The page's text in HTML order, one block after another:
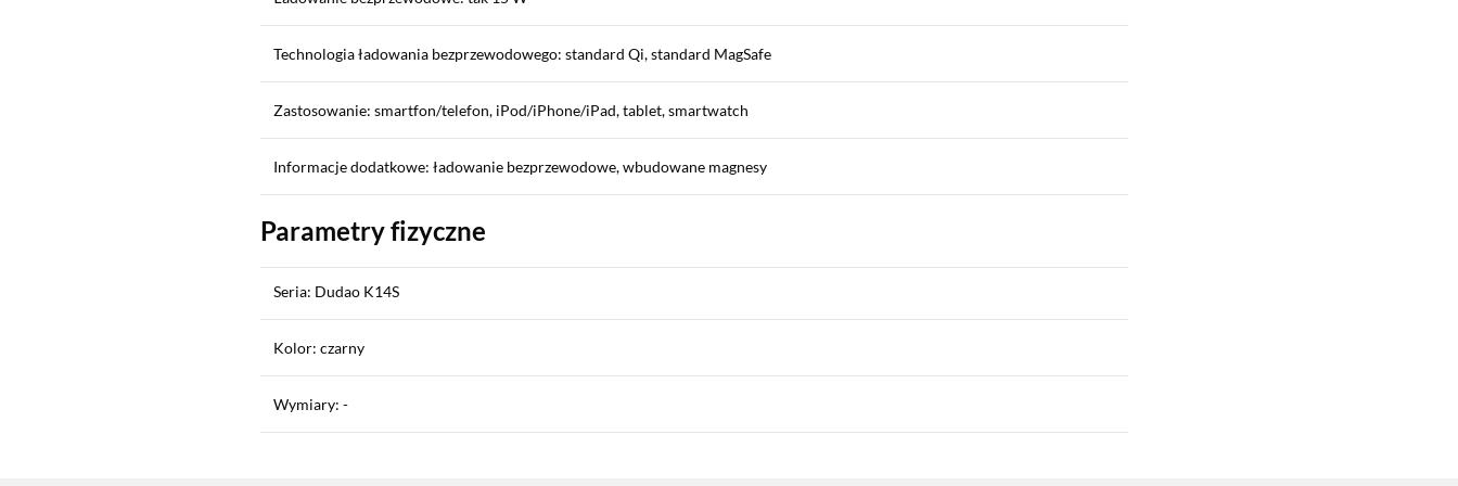
Technologia ładowania bezprzewodowego: standard Qi, standard MagSafe
Zastosowanie: smartfon/telefon, iPod/iPhone/iPad, tablet, smartwatch
Informacje dodatkowe: ładowanie bezprzewodowe, wbudowane magnesy
Parametry fizyczne
Seria: Dudao K14S
Kolor: czarny
Wymiary: -